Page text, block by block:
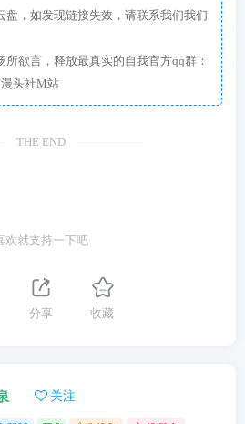
盘，如发现链接失效，请联系我们我们
所欲言，释放最真实的自我官方qq群：
号：漫头社M站
THE END
欢就支持一下吧
分享 收藏
关注